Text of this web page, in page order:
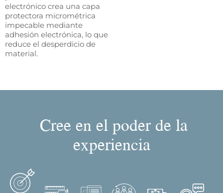
electrónico crea una capa
protectora micrométrica
impecable mediante
adhesión electrónica, lo que
reduce el desperdicio de
material.
Cree en el poder de la
experiencia